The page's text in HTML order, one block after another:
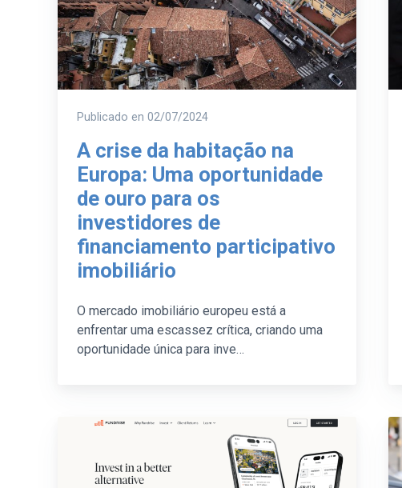
Publicado en02/07/2024
A crise da habitação na
Europa: Uma oportunidade
de ouro para os
investidores de
financiamento participativo
imobiliário
O mercado imobiliário europeu está a
enfrentar uma escassez crítica, criando uma
oportunidade única para inve…